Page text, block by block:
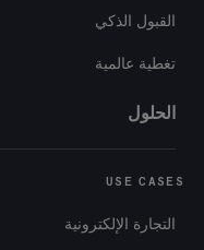
القبول الذكي
تغطية عالمية
الحلول
USE CASES
التجارة الإلكترونية